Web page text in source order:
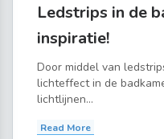
Ledstrips in de
inspiratie!
Door middel van
lichteffect in de
lichtlijnen...
Read More